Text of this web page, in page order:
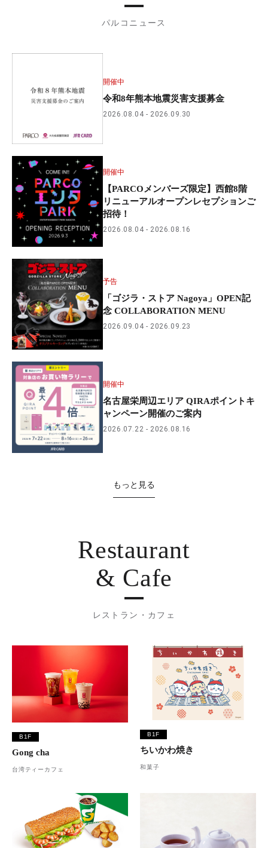
パルコニュース
開催中
令和8年熊本地震災害支援募金
2026.08.04 2026.09.30
開催中
【PARCOメンバーズ限定】西館8階
リニューアルオープンレセプションご
招待！
2026.08.04 2026.08.16
予告
「ゴジラ・ストア Nagoya」OPEN記
念 COLLABORATION MENU
2026.09.04 2026.09.23
開催中
名古屋栄周辺エリア QIRAポイントキ
ャンペーン開催のご案内
2026.07.22 2026.08.16
もっと見る
Restaurant
& Cafe
レストラン・カフェ
B1F
Gong cha
台湾ティーカフェ
B1F
ちいかわ焼き
和菓子